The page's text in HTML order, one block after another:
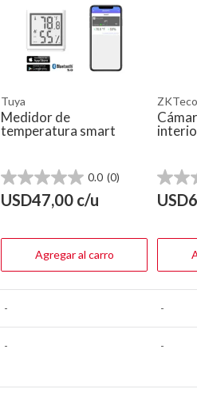
Tuya
Medidor de
temperatura smart
0.0 (0)
0.0
de
5
USD47,00 c/u
Agregar al carro
ZKTeco
0.0
de
5
USD
- -
- -